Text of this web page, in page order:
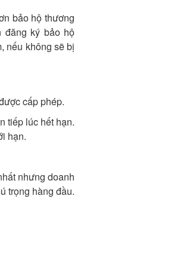
bảo hộ thương
đăng ký bảo hộ
nếu không sẽ bị
cấp phép.
tiếp lúc hết hạn.
hạn.
nhưng doanh
trọng hàng đầu.